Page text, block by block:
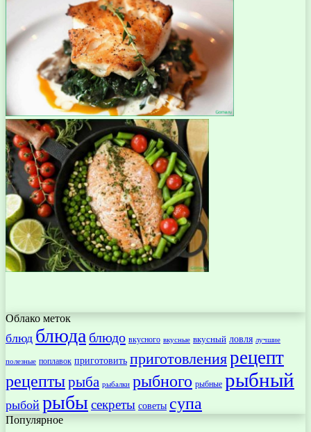
Облако меток
блюд блюда блюдо вкусного вкусные вкусный ловля лучшие
полезные поплавок приготовить приготовлениярецепт
рецептырыба рыбалки рыбного рыбные рыбный
рыбой рыбысекреты советы супа
Популярное